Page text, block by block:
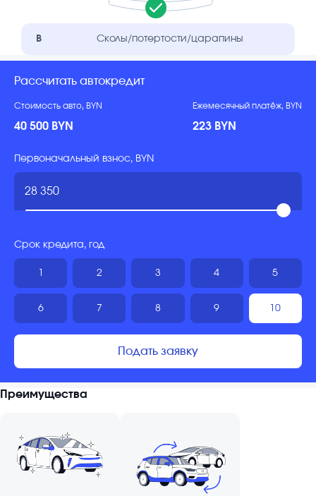
B Сколы/потертости/царапины
Рассчитать автокредит
Стоимость авто, BYN
40 500 BYN
Ежемесячный платёж, BYN
223 BYN
Первоначальный взнос, BYN
Срок кредита, год
2 3 4 5
6 7 8 9 10
Подать заявку
Преимущества